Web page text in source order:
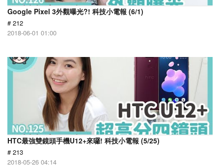
Google Pixel 3外觀曝光?! 科技小電報 (6/1)
# 212
2018-06-01 01:00
HTC最強雙鏡頭手機U12+來囉! 科技小電報 (5/25)
# 213
2018-05-26 04:14